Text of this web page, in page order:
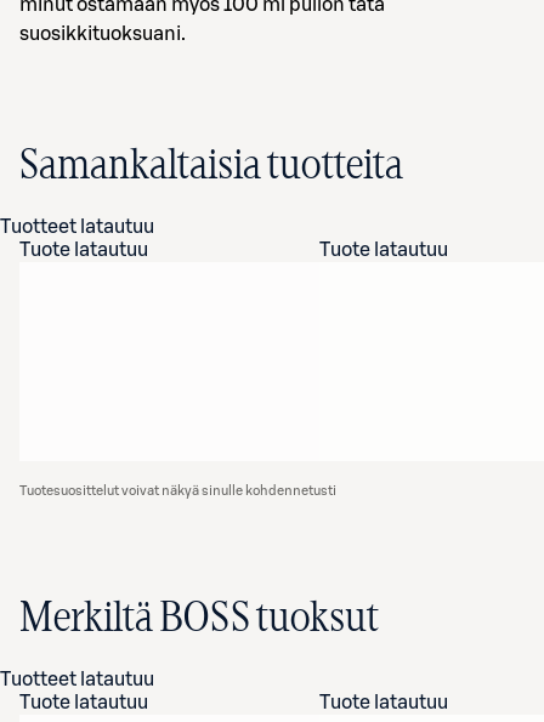
minut ostamaan myös 100 ml pullon tätä
suosikkituoksuani.
Samankaltaisia tuotteita
Tuotteet latautuu
Tuote latautuu
Tuote latautuu
Tuotesuosittelut voivat näkyä sinulle kohdennetusti
Merkiltä BOSS tuoksut
Tuotteet latautuu
Tuote latautuu
Tuote latautuu